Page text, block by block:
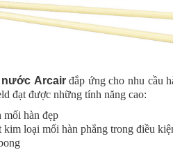
Arcairđắp ứng cho nhu cầu
đạt được những tính năng cao:
mối hàn đẹp
kim loại mối hàn phẳng trong điều